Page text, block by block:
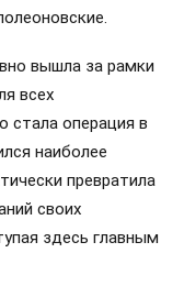
вышла за рамки
всех
стала операция в
наиболее
превратила
своих
здесь главным